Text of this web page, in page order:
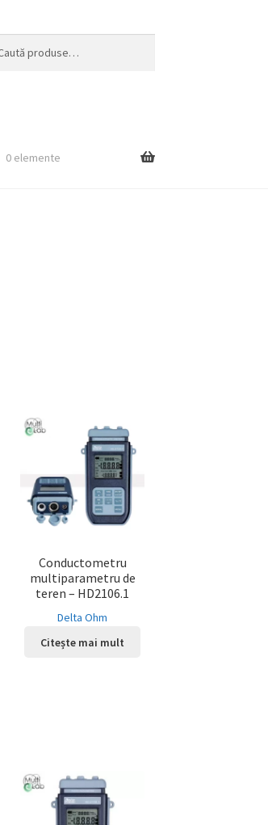
0 elemente
Conductometru
multiparametru de
teren – HD2106.1
Delta Ohm
Citește mai mult